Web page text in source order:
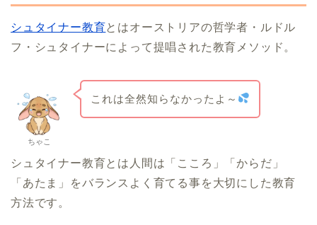
シュタイナー教育とはオーストリアの哲学者・ルドル
フ・シュタイナーによって提唱された教育メソッド。
ちゃこ
これは全然知らなかったよ～
シュタイナー教育とは人間は「こころ」「からだ」
「あたま」をバランスよく育てる事を大切にした教育
方法です。